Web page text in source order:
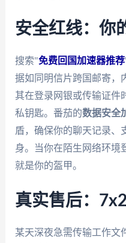
安全红线：你
搜索"免费回国加速器推荐
据如同明信片跨国邮寄，
其在登录网银或传输证件
私钥匙。番茄的数据安全
盾，确保你的聊天记录、
身。当你在陌生网络环境
就是你的盔甲。
真实售后：
某天深夜急需传输工作文